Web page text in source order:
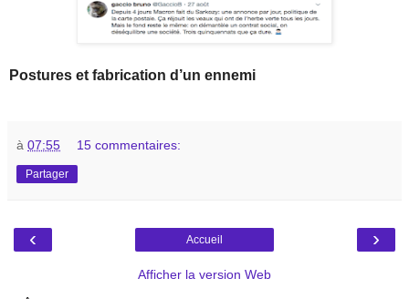
Postures et fabrication d’un ennemi
à 07:55 15 commentaires:
Partager
‹ ›
Accueil
Afficher la version Web